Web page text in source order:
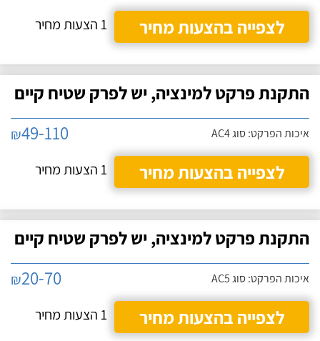
לצפייה בהצעות מחיר
1 הצעות מחיר
התקנת פרקט למינציה, יש לפרק שטיח קיים
איכות הפרקט: סוג AC4 ₪49-110
לצפייה בהצעות מחיר
1 הצעות מחיר
התקנת פרקט למינציה, יש לפרק שטיח קיים
איכות הפרקט: סוג AC5 ₪20-70
לצפייה בהצעות מחיר
1 הצעות מחיר